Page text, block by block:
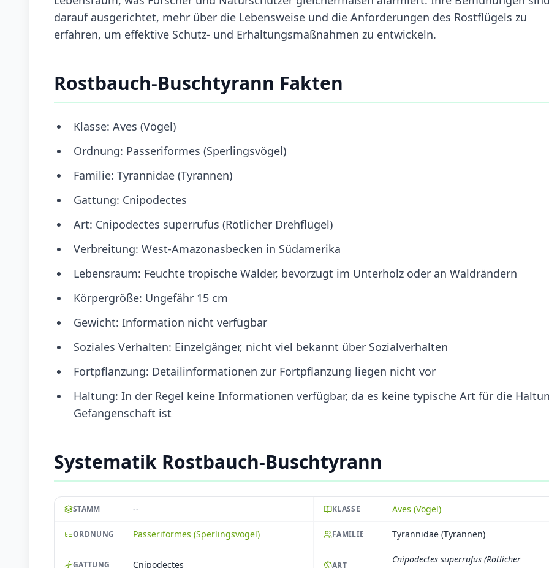
darauf ausgerichtet, mehr über die Lebensweise und die Anforderungen des Rostflügels zu
erfahren, um effektive Schutz- und Erhaltungsmaßnahmen zu entwickeln.
Rostbauch-Buschtyrann Fakten
Klasse: Aves (Vögel)
Ordnung: Passeriformes (Sperlingsvögel)
Familie: Tyrannidae (Tyrannen)
Gattung: Cnipodectes
Art: Cnipodectes superrufus (Rötlicher Drehflügel)
Verbreitung: West-Amazonasbecken in Südamerika
Lebensraum: Feuchte tropische Wälder, bevorzugt im Unterholz oder an Waldrändern
Körpergröße: Ungefähr 15 cm
Gewicht: Information nicht verfügbar
Soziales Verhalten: Einzelgänger, nicht viel bekannt über Sozialverhalten
Fortpflanzung: Detailinformationen zur Fortpflanzung liegen nicht vor
Haltung: In der Regel keine Informationen verfügbar, da es keine typische Art für die
Gefangenschaft ist
Systematik Rostbauch-Buschtyrann
STAMM -- KLASSE Aves (Vögel)
ORDNUNG Passeriformes (Sperlingsvögel) FAMILIE Tyrannidae (Tyrannen)
GATTUNG Cnipodectes ART
Cnipodectes superrufus (Rötlicher